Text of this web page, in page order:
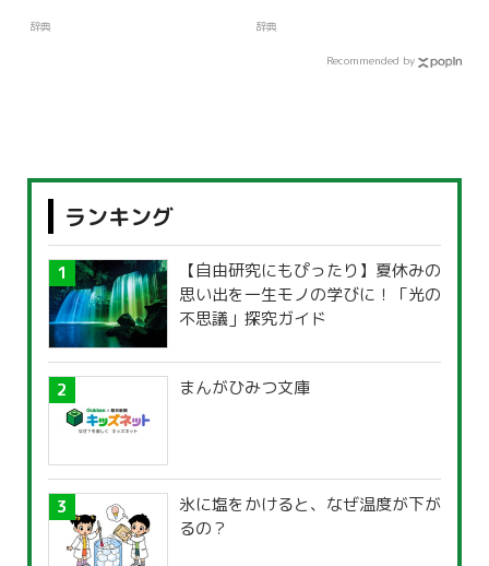
辞典 辞典
Recommended by
ランキング
【自由研究にもぴったり】夏休みの
思い出を一生モノの学びに！「光の
不思議」探究ガイド
まんがひみつ文庫
氷に塩をかけると、なぜ温度が下が
るの？